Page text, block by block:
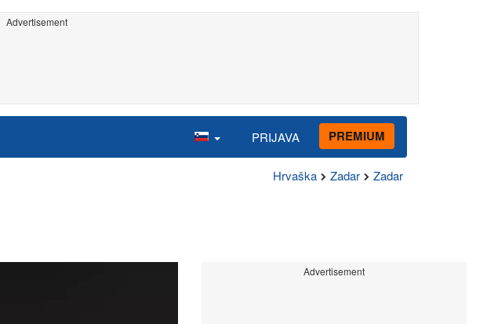
Advertisement
PRIJAVA PREMIUM
Hrvaška Zadar Zadar
Advertisement